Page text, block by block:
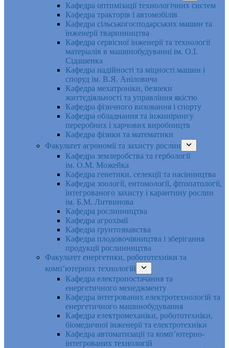
Кафедра оптимізації технологічних систем
Кафедра тракторів і автомобілів
Кафедра сільськогосподарських машин та
інженерії тваринництва
Кафедра cервісної інженерії та технології
матеріалів в машинобудуванні ім. О.І.
Сідашенка
Кафедра надійності та міцності машин і
споруд ім. В.Я. Аніловича
Кафедра мехатроніки, безпеки
життєдіяльності та управління якістю
Кафедра фізичного виховання і спорту
Кафедра обладнання та інжинірингу
переробних і харчових виробництв
Кафедра фізики та математики
Факультет агрономії та захисту рослин
Кафедра землеробства та гербології
ім. О.М. Можейка
Кафедра генетики, селекції та насінництва
Кафедра зоології, ентомології, фітопатології,
інтегрованого захисту і карантину рослин
ім. Б.М. Литвинова
Кафедра рослинництва
Кафедра агрохімії
Кафедра ґрунтознавства
Кафедра плодовочівництва і зберігання
продукції рослинництва
Факультет енергетики, робототехніки та
комп’ютерних технологій
Кафедра електропостачання та
енергетичного менеджменту
Кафедра інтегрованих електротехнологій та
енергетичного машинобудування
Кафедра електромеханіки, робототехніки,
біомедичної інженерії та електротехніки
Кафедра автоматизації та комп’ютерно-
інтегрованих технологій